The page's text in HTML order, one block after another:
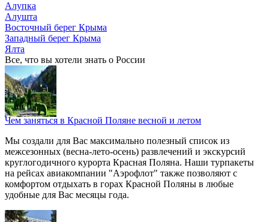
Алупка
Алушта
Восточный берег Крыма
Западный берег Крыма
Ялта
Все, что вы хотели знать o России
Чем заняться в Красной Поляне весной и летом
Мы создали для Вас максимально полезный список из
межсезонных (весна-лето-осень) развлечений и экскурсий
круглогодичного курорта Красная Поляна. Наши турпакеты
на рейсах авиакомпании "Аэрофлот" также позволяют с
комфортом отдыхать в горах Красной Поляны в любые
удобные для Вас месяцы года.